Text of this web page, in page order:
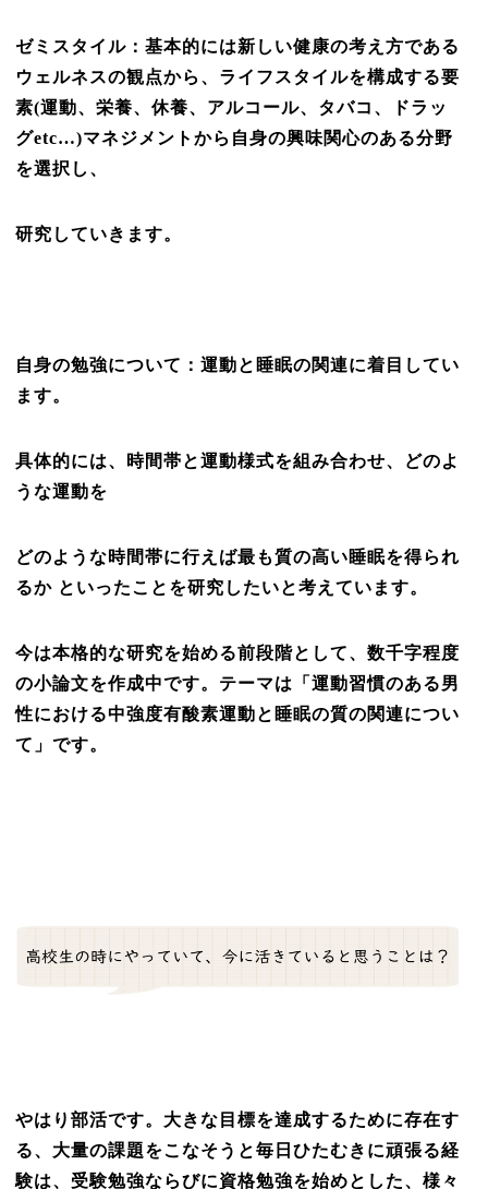
ゼミスタイル：基本的には新しい健康の考え方である
ウェルネスの観点から、ライフスタイルを構成する要
素(運動、栄養、休養、アルコール、タバコ、ドラッ
グetc…)マネジメントから自身の興味関心のある分野
を選択し、
研究していきます。
自身の勉強について：運動と睡眠の関連に着目してい
ます。
具体的には、時間帯と運動様式を組み合わせ、どのよ
うな運動を
どのような時間帯に行えば最も質の高い睡眠を得られ
るか といったことを研究したいと考えています。
今は本格的な研究を始める前段階として、数千字程度
の小論文を作成中です。テーマは「運動習慣のある男
性における中強度有酸素運動と睡眠の質の関連につい
て」です。
やはり部活です。大きな目標を達成するために存在す
る、大量の課題をこなそうと毎日ひたむきに頑張る経
験は、受験勉強ならびに資格勉強を始めとした、様々